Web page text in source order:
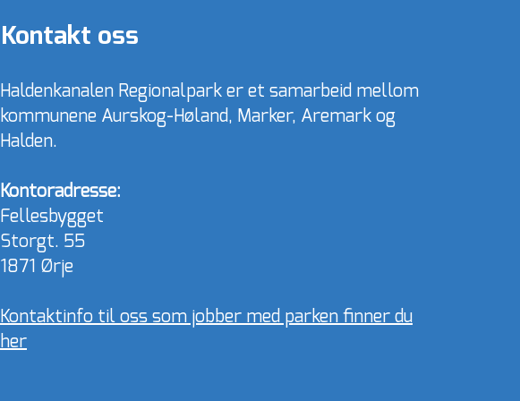
Kontakt oss
Haldenkanalen Regionalpark er et samarbeid mellom
kommunene Aurskog-Høland, Marker, Aremark og
Halden.
Kontoradresse:
Fellesbygget
Storgt. 55
1871 Ørje
Kontaktinfo til oss som jobber med parken finner du
her